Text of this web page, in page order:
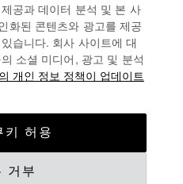
공과 데이터 분석 및 본 사
화된 콘텐츠와 광고를 제공
습니다. 회사 사이트에 대
소셜 미디어, 광고 및 분석
개인 정보 정책이 업데이트
거부
키 허용